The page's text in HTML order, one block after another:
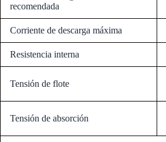
recomendada
Corriente de descarga máxima
Resistencia interna
Tensión de flote
Tensión de absorción